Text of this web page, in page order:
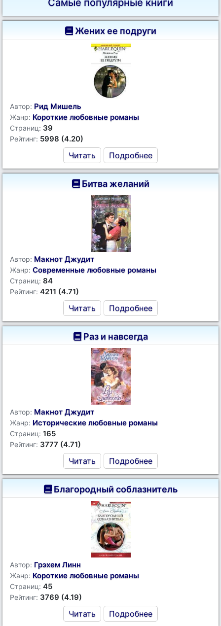
Самые популярные книги
Жених ее подруги
Автор: Рид Мишель
Жанр: Короткие любовные романы
Страниц: 39
Рейтинг: 5998 (4.20)
Читать Подробнее
Битва желаний
Автор: Макнот Джудит
Жанр: Современные любовные романы
Страниц: 84
Рейтинг: 4211 (4.71)
Читать Подробнее
Раз и навсегда
Автор: Макнот Джудит
Жанр: Исторические любовные романы
Страниц: 165
Рейтинг: 3777 (4.71)
Читать Подробнее
Благородный соблазнитель
Автор: Грэхем Линн
Жанр: Короткие любовные романы
Страниц: 45
Рейтинг: 3769 (4.19)
Читать Подробнее